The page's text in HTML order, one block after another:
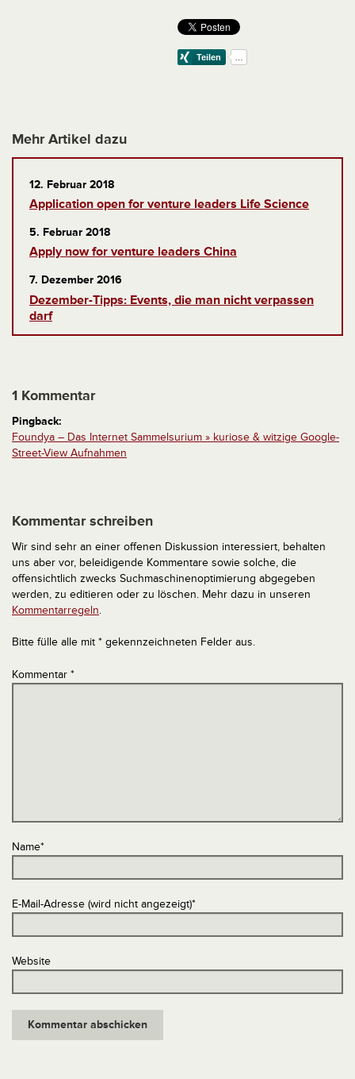
Mehr Artikel dazu
12. Februar 2018
Application open for venture leaders Life Science
5. Februar 2018
Apply now for venture leaders China
7. Dezember 2016
Dezember-Tipps: Events, die man nicht verpassen
darf
1 Kommentar
Pingback:
Foundya – Das Internet Sammelsurium » kuriose & witzige Google-
Street-View Aufnahmen
Kommentar schreiben
Wir sind sehr an einer offenen Diskussion interessiert, behalten
uns aber vor, beleidigende Kommentare sowie solche, die
offensichtlich zwecks Suchmaschinenoptimierung abgegeben
werden, zu editieren oder zu löschen. Mehr dazu in unseren
Kommentarregeln.
Bitte fülle alle mit * gekennzeichneten Felder aus.
Kommentar *
Name*
E-Mail-Adresse (wird nicht angezeigt)*
Website